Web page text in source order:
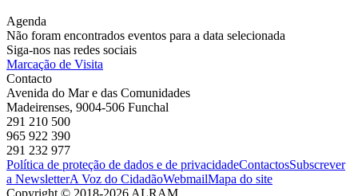
Agenda
Não foram encontrados eventos para a data selecionada
Siga-nos nas redes sociais
Marcação de Visita
Contacto
Avenida do Mar e das Comunidades
Madeirenses, 9004-506 Funchal
291 210 500
965 922 390
291 232 977
Política de proteção de dados e de privacidadeContactosSubscrever
a NewsletterA Voz do CidadãoWebmailMapa do site
Copyright © 2018-2026 ALRAM